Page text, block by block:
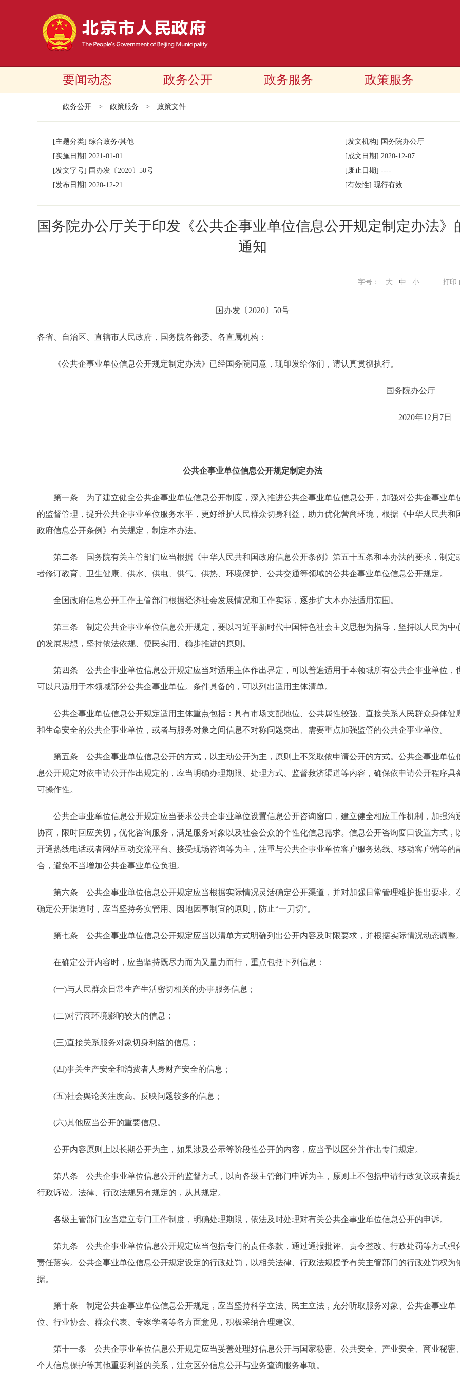
要闻动态 政务公开 政务服务 政策服务
政务公开 > 政策服务 > 政策文件
[主题分类] 综合政务/其他 [发文机构] 国务院办公厅
[实施日期] 2021-01-01 [成文日期] 2020-12-07
[发文字号] 国办发 〔2020〕 50号 [废止日期] ----
[发布日期] 2020-12-21 [有效性] 现行有效
国务院办公厅关于印发《公共企事业单位信息公开规定制定办法》
通知
打印
字号： 大 中 小
国办发〔2020〕50号
各省、自治区、直辖市人民政府，国务院各部委、各直属机构：
《公共企事业单位信息公开规定制定办法》已经国务院同意，现印发给你们，请认真贯彻执行。
国务院办公
2020年12月7
公共企事业单位信息公开规定制定办法
第一条 为了建立健全公共企事业单位信息公开制度，深入推进公共企事业单位信息公开，加强对公共企事业单
的监督管理，提升公共企事业单位服务水平，更好维护人民群众切身利益，助力优化营商环境，根据《中华人民共和
政府信息公开条例》有关规定，制定本办法。
第二条 国务院有关主管部门应当根据《中华人民共和国政府信息公开条例》第五十五条和本办法的要求，制定
者修订教育、卫生健康、供水、供电、供气、供热、环境保护、公共交通等领域的公共企事业单位信息公开规定。
全国政府信息公开工作主管部门根据经济社会发展情况和工作实际，逐步扩大本办法适用范围。
第三条 制定公共企事业单位信息公开规定，要以习近平新时代中国特色社会主义思想为指导，坚持以人民为中
的发展思想，坚持依法依规、便民实用、稳步推进的原则。
第四条 公共企事业单位信息公开规定应当对适用主体作出界定，可以普遍适用于本领域所有公共企事业单位，
可以只适用于本领域部分公共企事业单位。条件具备的，可以列出适用主体清单。
公共企事业单位信息公开规定适用主体重点包括：具有市场支配地位、公共属性较强、直接关系人民群众身体健
和生命安全的公共企事业单位，或者与服务对象之间信息不对称问题突出、需要重点加强监管的公共企事业单位。
第五条 公共企事业单位信息公开的方式，以主动公开为主，原则上不采取依申请公开的方式。公共企事业单位
息公开规定对依申请公开作出规定的，应当明确办理期限、处理方式、监督救济渠道等内容，确保依申请公开程序具
可操作性。
公共企事业单位信息公开规定应当要求公共企事业单位设置信息公开咨询窗口，建立健全相应工作机制，加强沟
协商，限时回应关切，优化咨询服务，满足服务对象以及社会公众的个性化信息需求。信息公开咨询窗口设置方式，
开通热线电话或者网站互动交流平台、接受现场咨询等为主，注重与公共企事业单位客户服务热线、移动客户端等的
合，避免不当增加公共企事业单位负担。
第六条 公共企事业单位信息公开规定应当根据实际情况灵活确定公开渠道，并对加强日常管理维护提出要求。
确定公开渠道时，应当坚持务实管用、因地因事制宜的原则，防止“一刀切”。
第七条 公共企事业单位信息公开规定应当以清单方式明确列出公开内容及时限要求，并根据实际情况动态调整。
在确定公开内容时，应当坚持既尽力而为又量力而行，重点包括下列信息：
(一)与人民群众日常生产生活密切相关的办事服务信息；
(二)对营商环境影响较大的信息；
(三)直接关系服务对象切身利益的信息；
(四)事关生产安全和消费者人身财产安全的信息；
(五)社会舆论关注度高、反映问题较多的信息；
(六)其他应当公开的重要信息。
公开内容原则上以长期公开为主，如果涉及公示等阶段性公开的内容，应当予以区分并作出专门规定。
第八条 公共企事业单位信息公开的监督方式，以向各级主管部门申诉为主，原则上不包括申请行政复议或者提
行政诉讼。法律、行政法规另有规定的，从其规定。
各级主管部门应当建立专门工作制度，明确处理期限，依法及时处理对有关公共企事业单位信息公开的申诉。
第九条 公共企事业单位信息公开规定应当包括专门的责任条款，通过通报批评、责令整改、行政处罚等方式强
责任落实。公共企事业单位信息公开规定设定的行政处罚，以相关法律、行政法规授予有关主管部门的行政处罚权为
据。
第十条 制定公共企事业单位信息公开规定，应当坚持科学立法、民主立法，充分听取服务对象、公共企事业单
位、行业协会、群众代表、专家学者等各方面意见，积极采纳合理建议。
第十一条 公共企事业单位信息公开规定应当妥善处理好信息公开与国家秘密、公共安全、产业安全、商业秘密、
个人信息保护等其他重要利益的关系，注意区分信息公开与业务查询服务事项。